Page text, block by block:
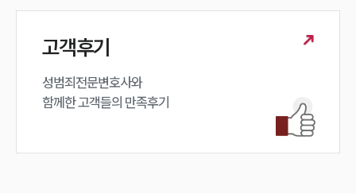
고객후기
성범죄전문변호사와
함께한 고객들의 만족후기